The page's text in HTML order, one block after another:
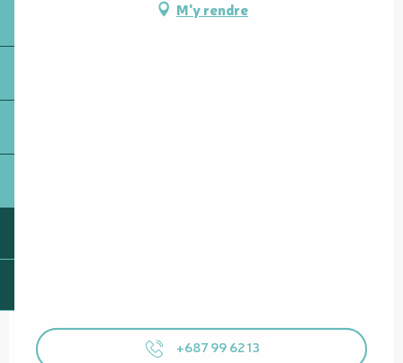
M'y rendre
+687 99 62 13